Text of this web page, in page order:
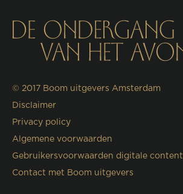
© 2017 Boom uitgevers Amsterdam
Disclaimer
Privacy policy
Algemene voorwaarden
Gebruikersvoorwaarden digitale content
Contact met Boom uitgevers